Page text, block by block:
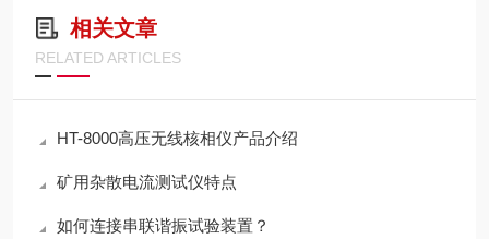
相关文章
RELATED ARTICLES
HT-8000高压无线核相仪产品介绍
矿用杂散电流测试仪特点
如何连接串联谐振试验装置？